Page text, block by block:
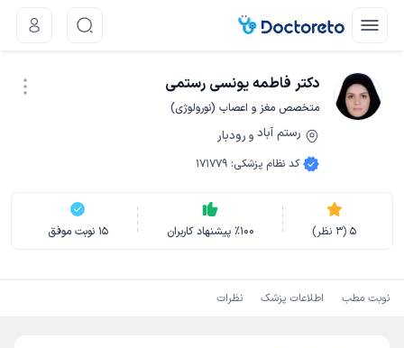
دکتر فاطمه یونسی رستمی
متخصص مغز و اعصاب (نورولوژی)
رستم آباد و رودبار
کد نظام پزشکی:
171779
5
(
3 نظر) ٪100 پیشنهاد کاربران 15 نوبت موفق
نوبت مطب اطلاعات پزشک نظرات